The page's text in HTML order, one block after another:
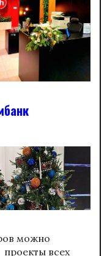
можно
всех